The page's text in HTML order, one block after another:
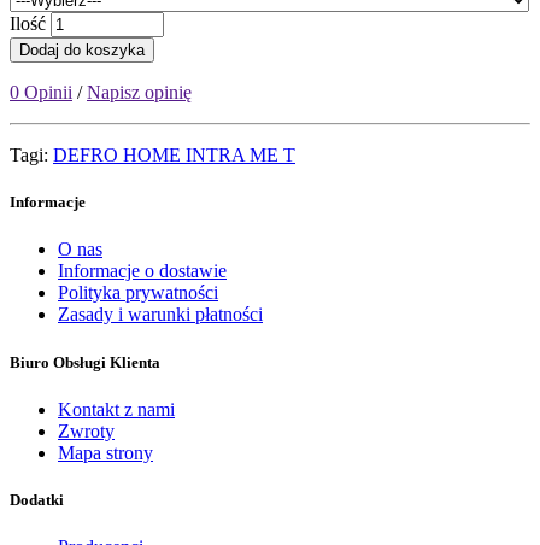
Ilość
Dodaj do koszyka
0 Opinii /Napisz opinię
Tagi: DEFRO HOME INTRA ME T
Informacje
O nas
Informacje o dostawie
Polityka prywatności
Zasady i warunki płatności
Biuro Obsługi Klienta
Kontakt z nami
Zwroty
Mapa strony
Dodatki